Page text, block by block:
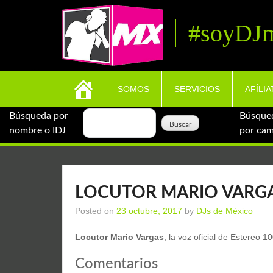
SOMOS SERVICIOS
Búsqueda por
nombre o IDJ
por
LOCUTOR MARIO
Posted on 23 octubre, 2017 by DJs de México
Locutor Mario Vargas , la voz oficial de Estereo
Comentarios